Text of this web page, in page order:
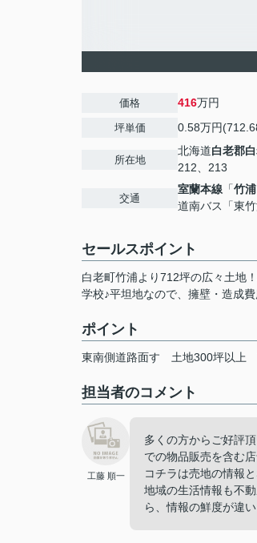
価格 416万円
坪単価 0.58万円
所在地
北海道白老郡
212、213
交通
室蘭本線 「竹浦
道南バス「東
セールスポイント
白老町竹浦より712坪の広々土地
学校♪平坦地なので、擁壁・造成
ポイント
東南側道路面す 土地300坪以上
担当者のコメント
工藤 順一
多くの方からご好評
での物品販売を含む
コチラは売地の情報
地域の生活情報も不
ら、情報の鮮度が違